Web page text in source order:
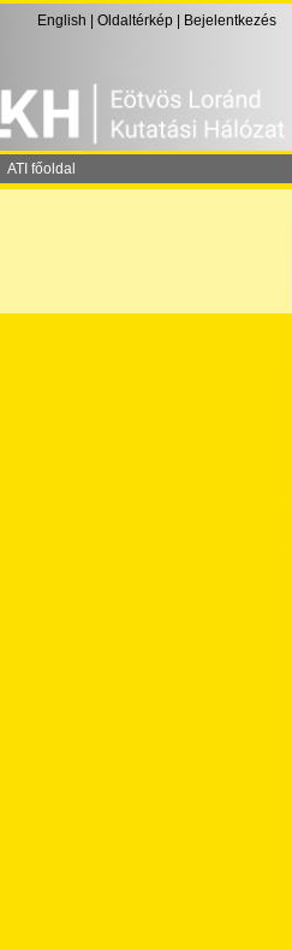
English Oldaltérkép Bejelentkezés
ATI főoldal